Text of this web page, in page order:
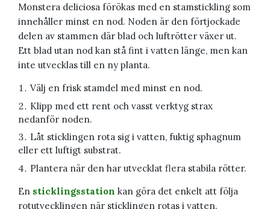
Monstera deliciosa förökas med en stamstickling som
innehåller minst en nod. Noden är den förtjockade
delen av stammen där blad och luftrötter växer ut.
Ett blad utan nod kan stå fint i vatten länge, men kan
inte utvecklas till en ny planta.
Välj en frisk stamdel med minst en nod.
Klipp med ett rent och vasst verktyg strax
nedanför noden.
Låt sticklingen rota sig i vatten, fuktig sphagnum
eller ett luftigt substrat.
Plantera när den har utvecklat flera stabila rötter.
En sticklingsstation kan göra det enkelt att följa
rotutvecklingen när sticklingen rotas i vatten.